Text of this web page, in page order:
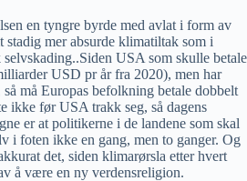
en tyngre byrde med avlat i form av
stadig mer absurde klimatiltak som i
USA som skulle betale
USD pr år fra 2020), men har
må Europas befolkning betale dobbelt
ikke før USA trakk seg, så dagens
er at politikerne i de landene som skal
i foten ikke en gang, men to ganger. Og
det, siden klimarørsla etter hvert
å være en ny verdensreligion.